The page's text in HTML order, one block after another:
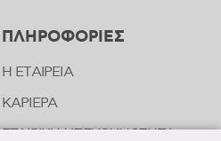
ΠΛΗΡΟΦΟΡΙΕΣ
Η ΕΤΑΙΡΕΙΑ
ΚΑΡΙΕΡΑ
ΕΤΑΙΡΙΚΗ ΥΠΕΥΘΥΝΟΤΗΤΑ